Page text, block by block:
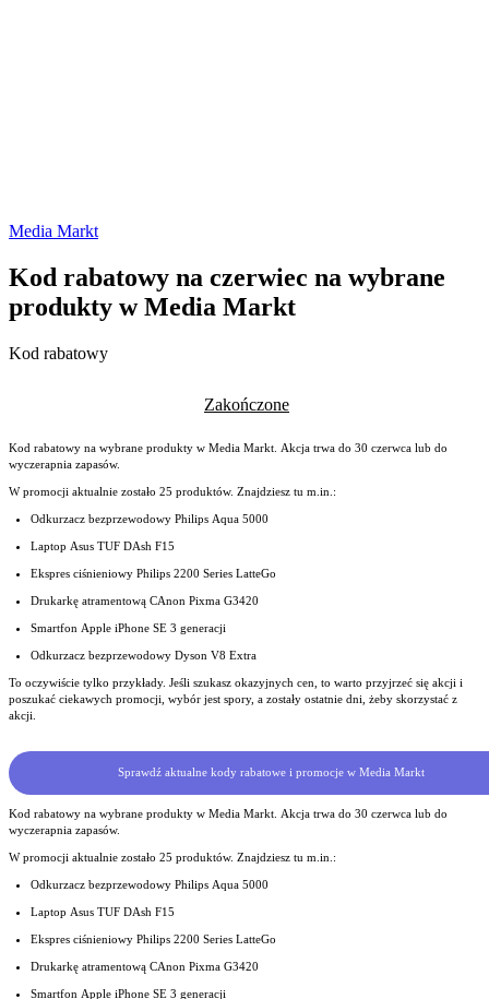
Media Markt
Kod rabatowy na czerwiec na wybrane
produkty w Media Markt
Kod rabatowy
Zakończone
Kod rabatowy na wybrane produkty w Media Markt. Akcja trwa do 30 czerwca lub do
wyczerapnia zapasów.
W promocji aktualnie zostało 25 produktów. Znajdziesz tu m.in.:
Odkurzacz bezprzewodowy Philips Aqua 5000
Laptop Asus TUF DAsh F15
Ekspres ciśnieniowy Philips 2200 Series LatteGo
Drukarkę atramentową CAnon Pixma G3420
Smartfon Apple iPhone SE 3 generacji
Odkurzacz bezprzewodowy Dyson V8 Extra
To oczywiście tylko przykłady. Jeśli szukasz okazyjnych cen, to warto przyjrzeć się akcji i
poszukać ciekawych promocji, wybór jest spory, a zostały ostatnie dni, żeby skorzystać z
akcji.
Sprawdź aktualne kody rabatowe i promocje w Media Markt
Kod rabatowy na wybrane produkty w Media Markt. Akcja trwa do 30 czerwca lub do
wyczerapnia zapasów.
W promocji aktualnie zostało 25 produktów. Znajdziesz tu m.in.:
Odkurzacz bezprzewodowy Philips Aqua 5000
Laptop Asus TUF DAsh F15
Ekspres ciśnieniowy Philips 2200 Series LatteGo
Drukarkę atramentową CAnon Pixma G3420
Smartfon Apple iPhone SE 3 generacji